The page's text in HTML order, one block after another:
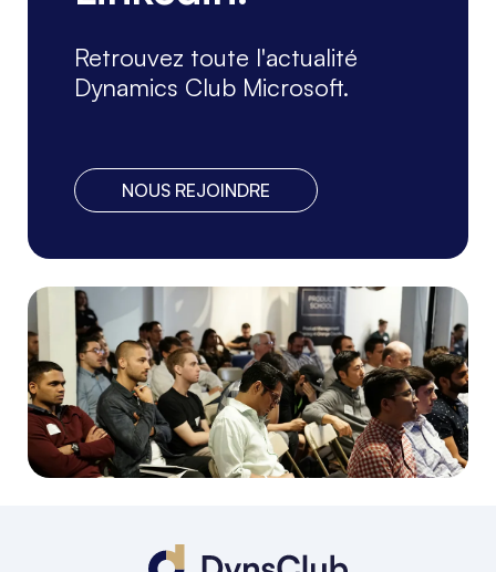
Retrouvez toute l'actualité
Dynamics Club Microsoft.
NOUS REJOINDRE